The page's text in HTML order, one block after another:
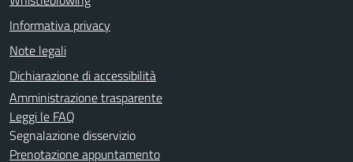
Informativa privacy
Note legali
Dichiarazione di accessibilità
Amministrazione trasparente
Leggi le FAQ
Segnalazione disservizio
Prenotazione appuntamento